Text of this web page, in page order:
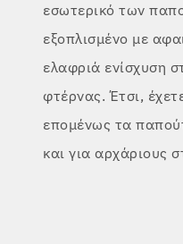
εσωτερικό των
εξοπλισμένο με
ελαφριά ενίσχυση
φτέρνας. Έτσι,
επομένως τα
και για αρχάριους